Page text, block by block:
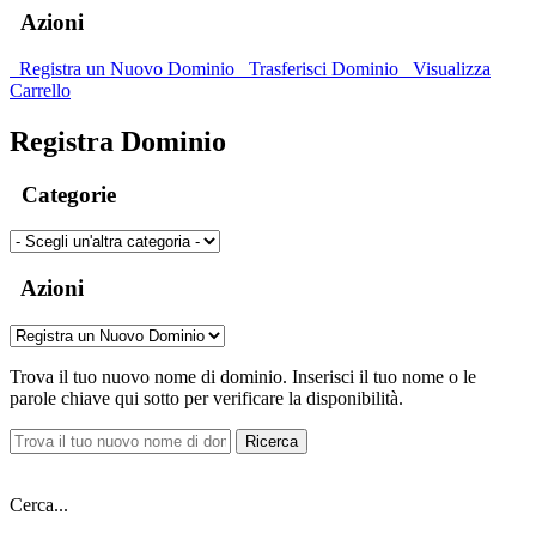
Azioni
Registra un Nuovo Dominio Trasferisci Dominio
Visualizza
Carrello
Registra Dominio
Categorie
Azioni
Trova il tuo nuovo nome di dominio. Inserisci il tuo nome o le
parole chiave qui sotto per verificare la disponibilità.
Ricerca
Cerca...